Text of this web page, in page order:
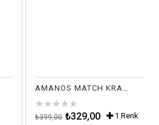
★★★★★
₺329,00
₺399,00 1 Renk